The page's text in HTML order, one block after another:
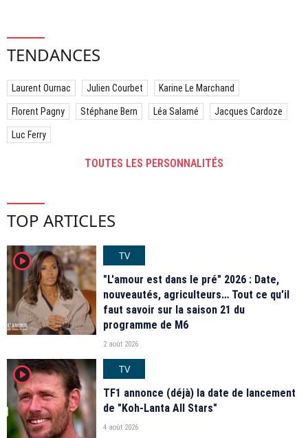
TENDANCES
Laurent Ournac Julien Courbet Karine Le Marchand
Florent Pagny Stéphane Bern Léa Salamé Jacques Cardoze
Luc Ferry
TOUTES LES PERSONNALITÉS
TOP ARTICLES
player2
TV
"L'amour est dans le pré" 2026 : Date,
nouveautés, agriculteurs… Tout ce qu'il
faut savoir sur la saison 21 du
programme de M6
2 août 2026
player2
TV
TF1 annonce (déjà) la date de lancement
de "Koh-Lanta All Stars"
4 août 2026